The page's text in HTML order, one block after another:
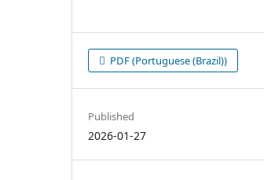
PDF (Portuguese (Brazil))
Published
2026-01-27